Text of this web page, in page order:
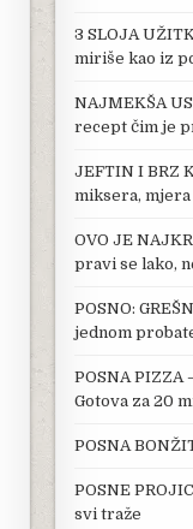
3 SLOJA
miriše kao iz
NAJMEKŠA
recept čim je
JEFTIN I BRZ
miksera, mjera
OVO JE
pravi se lako,
POSNO:
jednom
POSNA PIZZA
Gotova za 20
POSNA
POSNE
svi traže